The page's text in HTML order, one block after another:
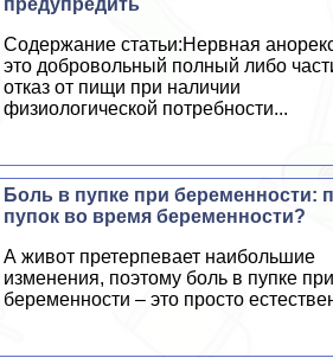
предупредить
Содержание статьи:Нервная
это добровольный полный либо
отказ от пищи при наличии
физиологической потребности...
Боль в пупке при беременности:
пупок во время беременности?
А живот претерпевает наибольшие
изменения, поэтому боль в пупке при
беременности – это просто